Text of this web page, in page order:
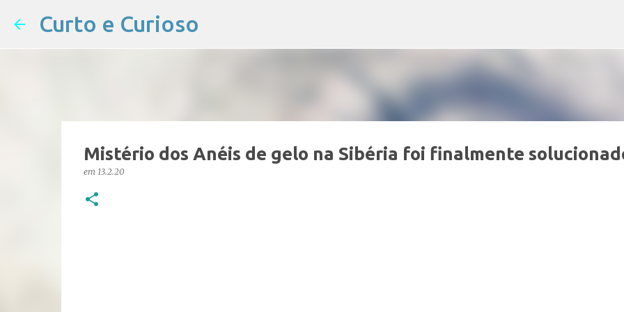
Curto e Curioso
Mistério dos Anéis de gelo na Sibéria foi finalmente
em 13.2.20